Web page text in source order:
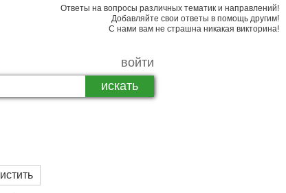
Ответы на вопросы различных тематик и направлений!
Добавляйте свои ответы в помощь другим!
С нами вам не страшна никакая викторина!
войти